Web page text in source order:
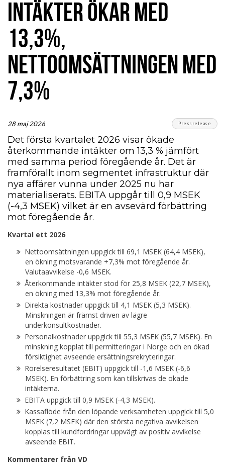
INTÄKTER ÖKAR MED
13,3%,
NETTOOMSÄTTNINGEN MED
7,3%
28 maj 2026 Pressrelease
Det första kvartalet 2026 visar ökade
återkommande intäkter om 13,3 % jämfört
med samma period föregående år. Det är
framförallt inom segmentet infrastruktur där
nya affärer vunna under 2025 nu har
materialiserats. EBITA uppgår till 0,9 MSEK
(-4,3 MSEK) vilket är en avsevärd förbättring
mot föregående år.
Kvartal ett 2026
Nettoomsättningen uppgick till 69,1 MSEK (64,4 MSEK),
en ökning motsvarande +7,3% mot föregående år.
Valutaavvikelse -0,6 MSEK.
Återkommande intäkter stod för 25,8 MSEK (22,7 MSEK),
en ökning med 13,3% mot föregående år.
Direkta kostnader uppgick till 4,1 MSEK (5,3 MSEK).
Minskningen är främst driven av lägre
underkonsultkostnader.
Personalkostnader uppgick till 55,3 MSEK (55,7 MSEK). En
minskning kopplat till permitteringar i Norge och en ökad
försiktighet avseende ersättningsrekryteringar.
Rörelseresultatet (EBIT) uppgick till -1,6 MSEK (-6,6
MSEK). En förbättring som kan tillskrivas de ökade
intäkterna.
EBITA uppgick till 0,9 MSEK (-4,3 MSEK).
Kassaflöde från den löpande verksamheten uppgick till 5,0
MSEK (7,2 MSEK) där den största negativa avvikelsen
kopplas till kundfordringar uppvägt av positiv avvikelse
avseende EBIT.
Kommentarer från VD